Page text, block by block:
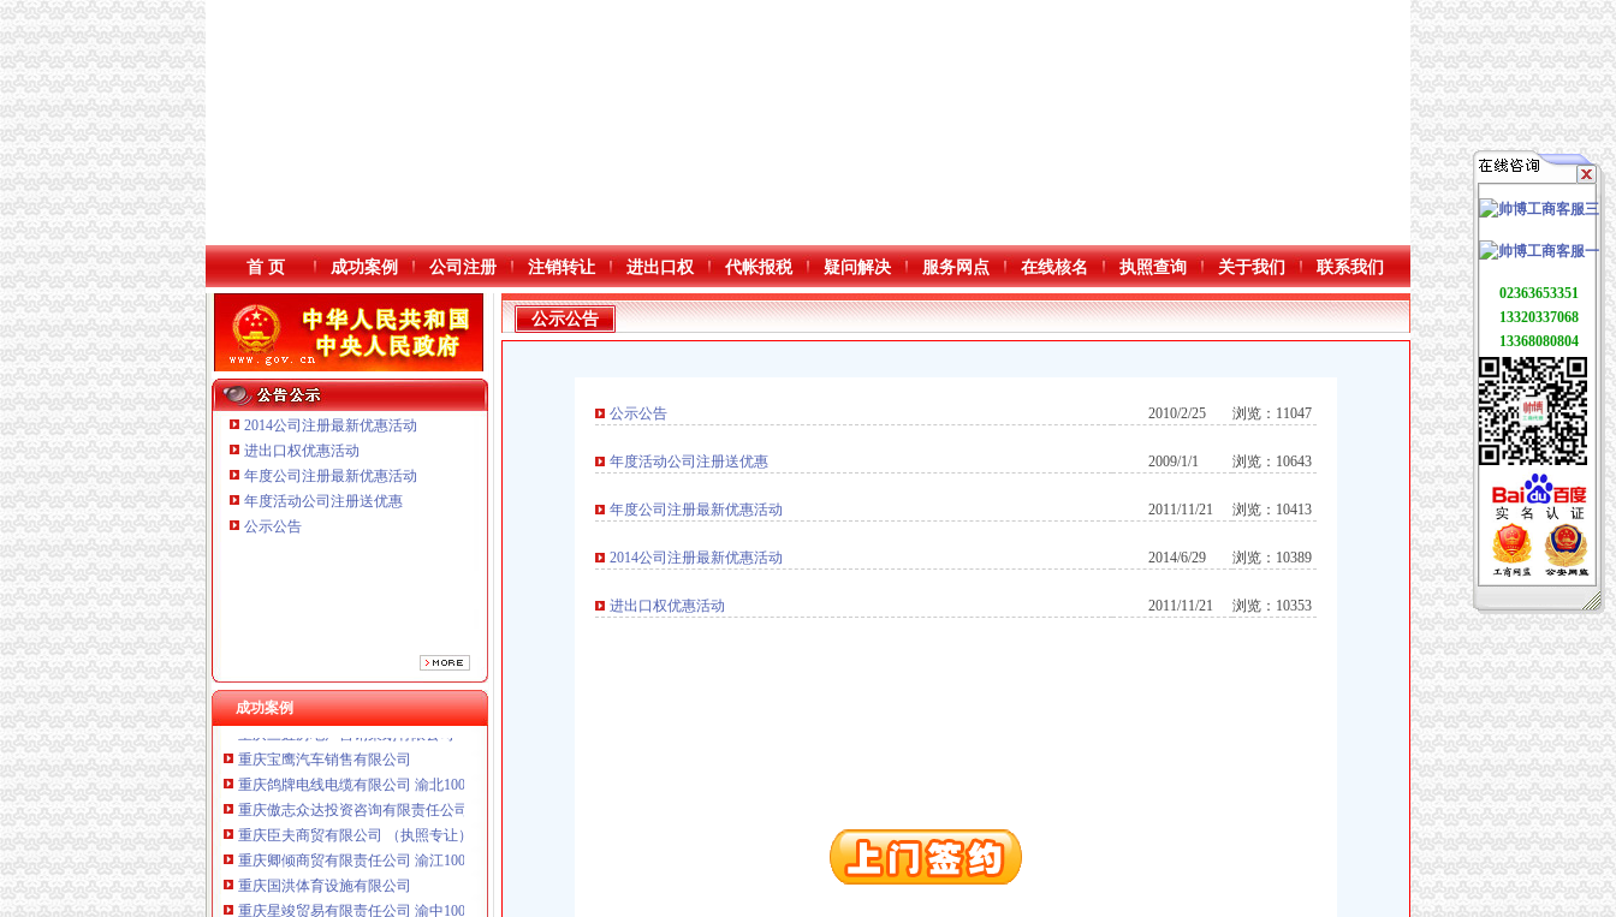
本站导航
首 页 成功案例 公司注册 注销转让 进出口权 代帐报税 疑问解决 服务网点 在线核名 执照查询 关于我们 联系我们
2014公司注册最新优惠活动
进出口权优惠活动
年度公司注册最新优惠活动
年度活动公司注册送优惠
公示公告
成功案例
重庆鸽牌电线电缆有限公司 渝北10010万 (进出口权)
重庆傲志众达投资咨询有限责任公司 渝九1000万 （增资）
重庆臣夫商贸有限公司 （执照专让）
重庆奕欣锦诚商贸有限公司 渝九50万 （工商注册）
重庆信同广告有限公司 渝沙50万 （工商注册）
重庆三虹房地产营销策划有限公司
重庆宝鹰汽车销售有限公司
重庆鸽牌电线电缆有限公司 渝北10010万 (进出口权)
重庆傲志众达投资咨询有限责任公司 渝九1000万 （增资）
重庆臣夫商贸有限公司 （执照专让）
重庆卿倾商贸有限责任公司 渝江100万 （工商注册）
重庆国洪体育设施有限公司
重庆星竣贸易有限责任公司 渝中100万 （进出口权）
重庆海谛升进出口贸易有限公司 渝北100万 （进出口权）
公示公告
公示公告 2010/2/25 浏览：11047
年度活动公司注册送优惠 2009/1/1 浏览：10643
年度公司注册最新优惠活动 2011/11/21 浏览：10413
2014公司注册最新优惠活动 2014/6/29 浏览：10389
进出口权优惠活动 2011/11/21 浏览：10353
02363653351
13320337068
13368080804